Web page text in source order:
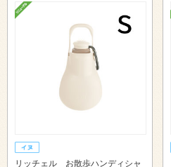
リッチェル お散歩ハンディシャ